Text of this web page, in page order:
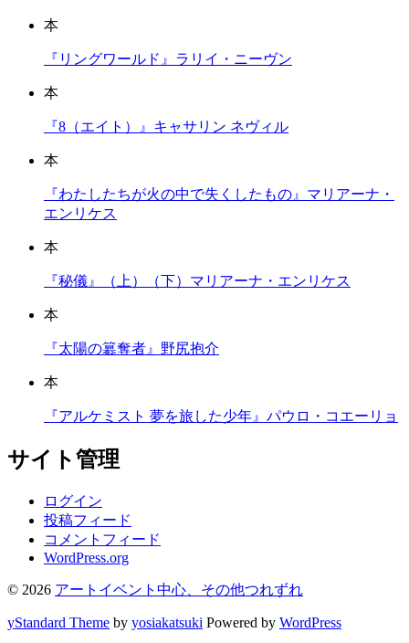
本
『リングワールド』ラリイ・ニーヴン
本
『8（エイト）』キャサリン ネヴィル
本
『わたしたちが火の中で失くしたもの』マリアーナ・
エンリケス
本
『秘儀』（上）（下）マリアーナ・エンリケス
本
『太陽の簒奪者』野尻抱介
本
『アルケミスト 夢を旅した少年』パウロ・コエーリョ
サイト管理
ログイン
投稿フィード
コメントフィード
WordPress.org
© 2026 アートイベント中心、その他つれずれ
yStandard Theme by yosiakatsuki Powered by WordPress